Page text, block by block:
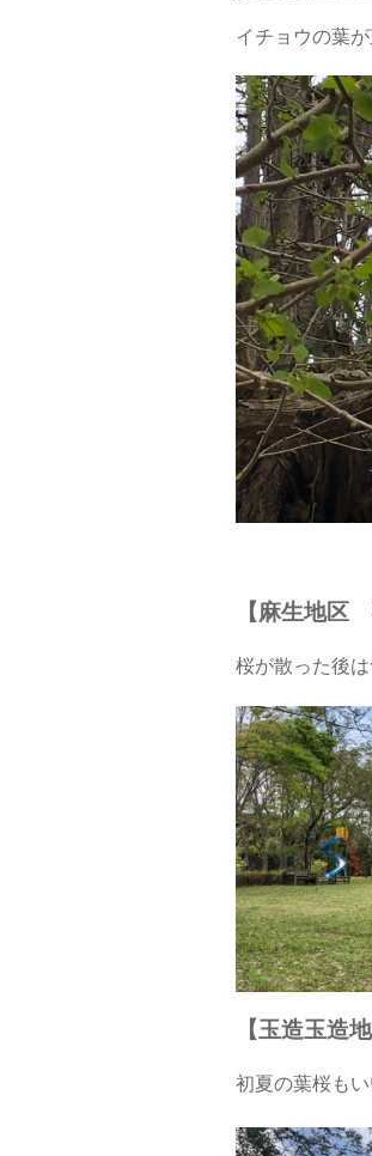
イチョウの葉
【麻生地区
桜が散った後
【玉造玉造
初夏の葉桜も